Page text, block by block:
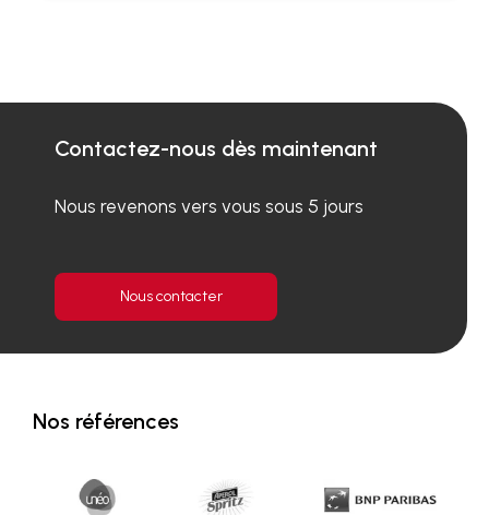
Contactez-nous dès maintenant
Nous revenons vers vous sous 5 jours
Nous contacter
Nos références